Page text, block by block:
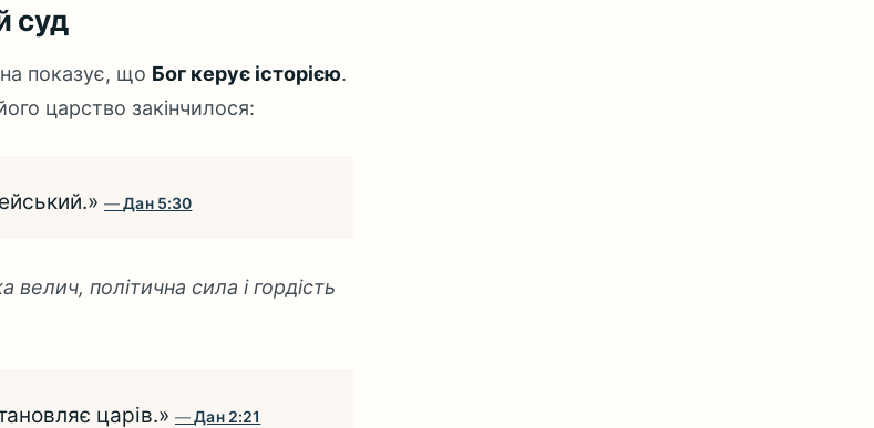
суд
показує, що Бог керує історією.
царство закінчилося:
Дан 5:30
велич, політична сила і гордість
царів.» Дан 2:21